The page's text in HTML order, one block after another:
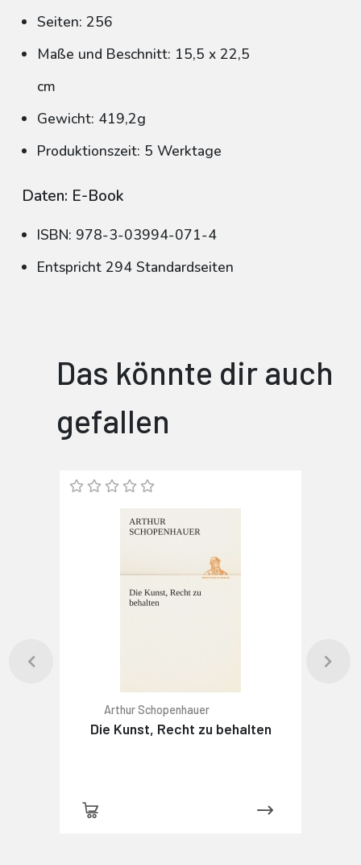
Seiten: 256
Maße und Beschnitt: 15,5 x 22,5
cm
Gewicht: 419,2g
Produktionszeit: 5 Werktage
Daten: E-Book
ISBN: 978-3-03994-071-4
Entspricht 294 Standardseiten
Das könnte dir auch
gefallen
Arthur Schopenhauer
Die Kunst, Recht zu behalten